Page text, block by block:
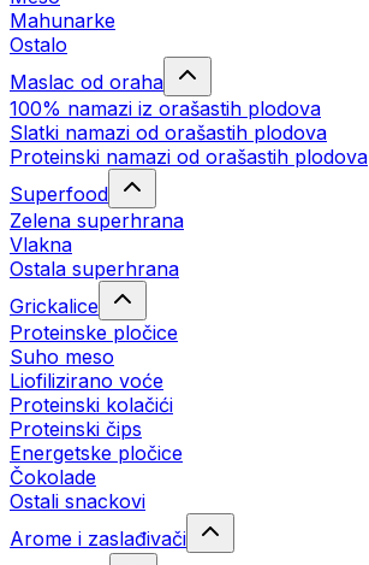
Mahunarke
Ostalo
Maslac od oraha
100% namazi iz orašastih plodova
Slatki namazi od orašastih plodova
Proteinski namazi od orašastih plodova
Superfood
Zelena superhrana
Vlakna
Ostala superhrana
Grickalice
Proteinske pločice
Suho meso
Liofilizirano voće
Proteinski kolačići
Proteinski čips
Energetske pločice
Čokolade
Ostali snackovi
Arome i zaslađivači